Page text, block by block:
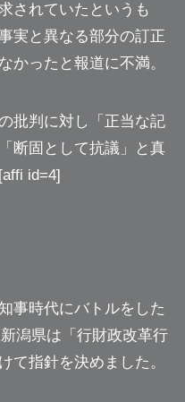
されていた というも
実と異なる部分の訂正
かったと報道に不満。
批判に対し「正当な記
断固として抗議」と真
id=4]
事時代にバトルをした
潟県は「行財政改革行
て指針を決めました。